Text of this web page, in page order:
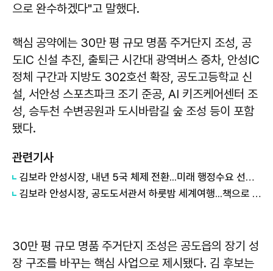
으로 완수하겠다"고 말했다.
핵심 공약에는 30만 평 규모 명품 주거단지 조성, 공
도IC 신설 추진, 출퇴근 시간대 광역버스 증차, 안성IC
정체 구간과 지방도 302호선 확장, 공도고등학교 신
설, 서안성 스포츠파크 조기 준공, AI 키즈케어센터 조
성, 승두천 수변공원과 도시바람길 숲 조성 등이 포함
됐다.
관련기사
김보라 안성시장, 내년 5국 체제 전환...미래 행정수요 선제 대응
김보라 안성시장, 공도도서관서 하룻밤 세계여행...책으로 채운 여름밤
30만 평 규모 명품 주거단지 조성은 공도읍의 장기 성
장 구조를 바꾸는 핵심 사업으로 제시됐다. 김 후보는